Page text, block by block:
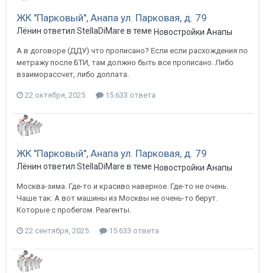
ЖК "Парковый", Анапа ул. Парковая, д. 79
Лёнин ответил StellaDiMare в теме Новостройки Анапы
А в договоре (ДДУ) что прописано? Если если расхождения по
метражу после БТИ, там должно быть все прописано. Либо
взаиморассчет, либо доплата.
22 октября, 2025 15 633 ответа
ЖК "Парковый", Анапа ул. Парковая, д. 79
Лёнин ответил StellaDiMare в теме Новостройки Анапы
Москва-зима. Где-то и красиво наверное. Где-то не очень.
Чаше так: А вот машины из Москвы не очень-то берут.
Которые с пробегом. Реагенты.
22 сентября, 2025 15 633 ответа